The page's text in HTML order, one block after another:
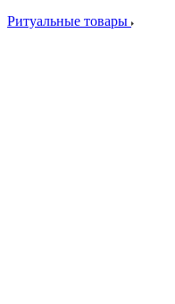
Ритуальные товары